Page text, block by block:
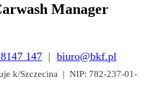
Manager
147 | biuro@bkf.pl
k/Szczecina | NIP: 782-237-01-